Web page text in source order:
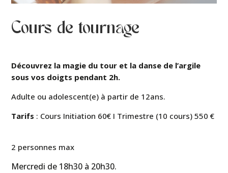
Cours de tournage
Découvrez la magie du tour et la danse de l’argile
sous vos doigts pendant 2h.
Adulte ou adolescent(e) à partir de 12ans.
Tarifs : Cours Initiation 60€ I Trimestre (10 cours) 550 €
2 personnes max
Mercredi de 18h30 à 20h30.